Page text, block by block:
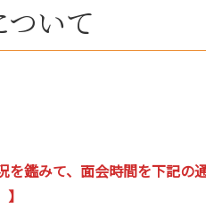
いて
を鑑みて、面会時間を下記